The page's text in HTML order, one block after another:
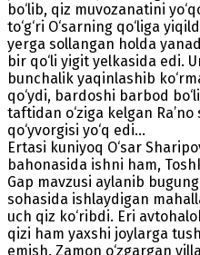
bo‘lib, qiz muvozanatini
to‘g‘ri O‘sarning qo‘liga
yerga sollangan holda
bir qo‘li yigit yelkasida edi.
bunchalik yaqinlashib
qo‘ydi, bardoshi barbod
taftidan o‘ziga kelgan
qo‘yvorgisi yo‘q edi…
Ertasi kuniyoq O‘sar
bahonasida ishni ham,
Gap mavzusi aylanib
sohasida ishlaydigan
uch qiz ko‘ribdi. Eri
qizi ham yaxshi joylarga
emish. Zamon o‘zgargan